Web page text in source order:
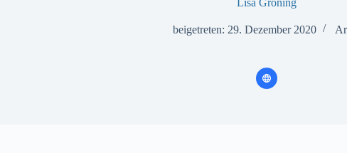
Lisa Gröning
beigetreten: 29. Dezember 2020